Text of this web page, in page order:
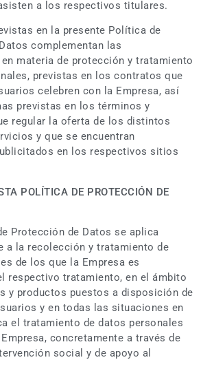
a los respectivos titulares.
en la presente Política de
complementan las
materia de protección y tratamiento
previstas en los contratos que
celebren con la Empresa, así
previstas en los términos y
regular la oferta de los distintos
y que se encuentran
en los respectivos sitios
POLÍTICA DE PROTECCIÓN DE
Protección de Datos se aplica
a la recolección y tratamiento de
de los que la Empresa es
respectivo tratamiento, en el ámbito
y productos puestos a disposición de
y en todas las situaciones en
el tratamiento de datos personales
concretamente a través de
social y de apoyo al